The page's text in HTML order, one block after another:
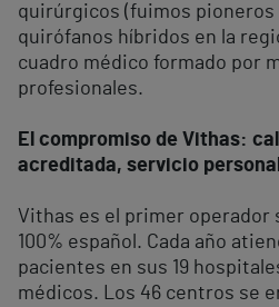
quirúrgicos (fuimos
quirófanos híbridos en la
cuadro médico formado por
profesionales.
El compromiso de Vithas:
acreditada, servicio
Vithas es el primer operador
100% español. Cada año
pacientes en sus 19
médicos. Los 46 centros se